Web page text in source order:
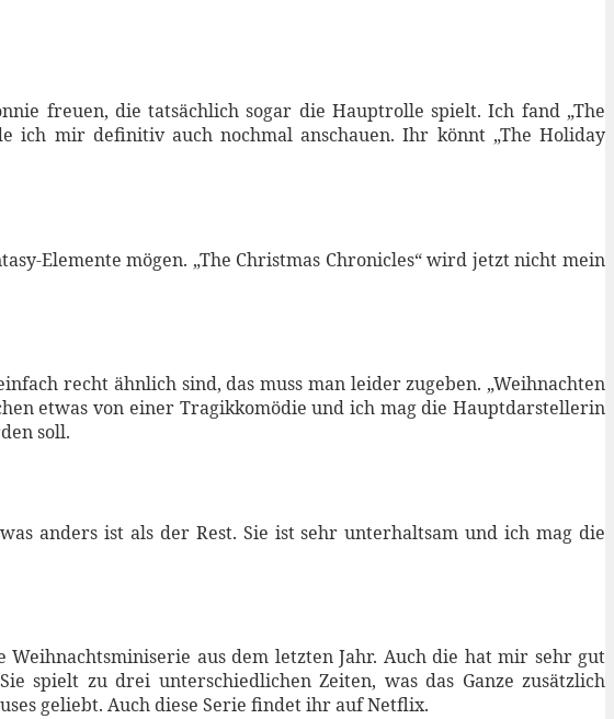
freuen, die tatsächlich sogar die Hauptrolle spielt. Ich fand „The
ich mir definitiv auch nochmal anschauen. Ihr könnt „The Holiday
Elemente mögen. „The Christmas Chronicles“ wird jetzt nicht mein
recht ähnlich sind, das muss man leider zugeben. „Weihnachten
etwas von einer Tragikkomödie und ich mag die Hauptdarstellerin
soll.
anders ist als der Rest. Sie ist sehr unterhaltsam und ich mag die
aus dem letzten Jahr. Auch die hat mir sehr gut
spielt zu drei unterschiedlichen Zeiten, was das Ganze zusätzlich
geliebt. Auch diese Serie findet ihr auf Netflix.